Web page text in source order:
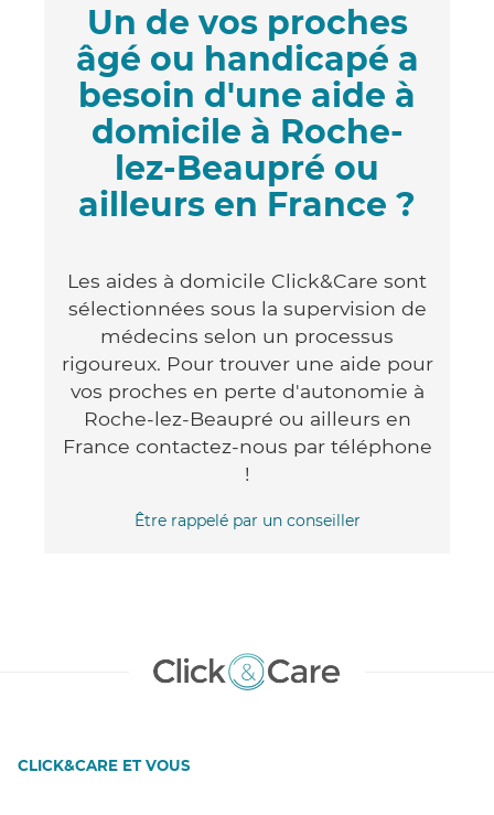
Un de vos proches
âgé ou handicapé a
besoin d'une aide à
domicile à Roche-
lez-Beaupré ou
ailleurs en France ?
Les aides à domicile Click&Care sont
sélectionnées sous la supervision de
médecins selon un processus
rigoureux. Pour trouver une aide pour
vos proches en perte d'autonomie à
Roche-lez-Beaupré ou ailleurs en
France contactez-nous par téléphone
!
Être rappelé par un conseiller
CLICK&CARE ET VOUS